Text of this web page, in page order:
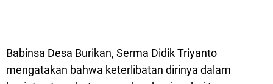
Babinsa Desa Burikan, Serma Didik Triyanto
mengatakan bahwa keterlibatan dirinya dalam